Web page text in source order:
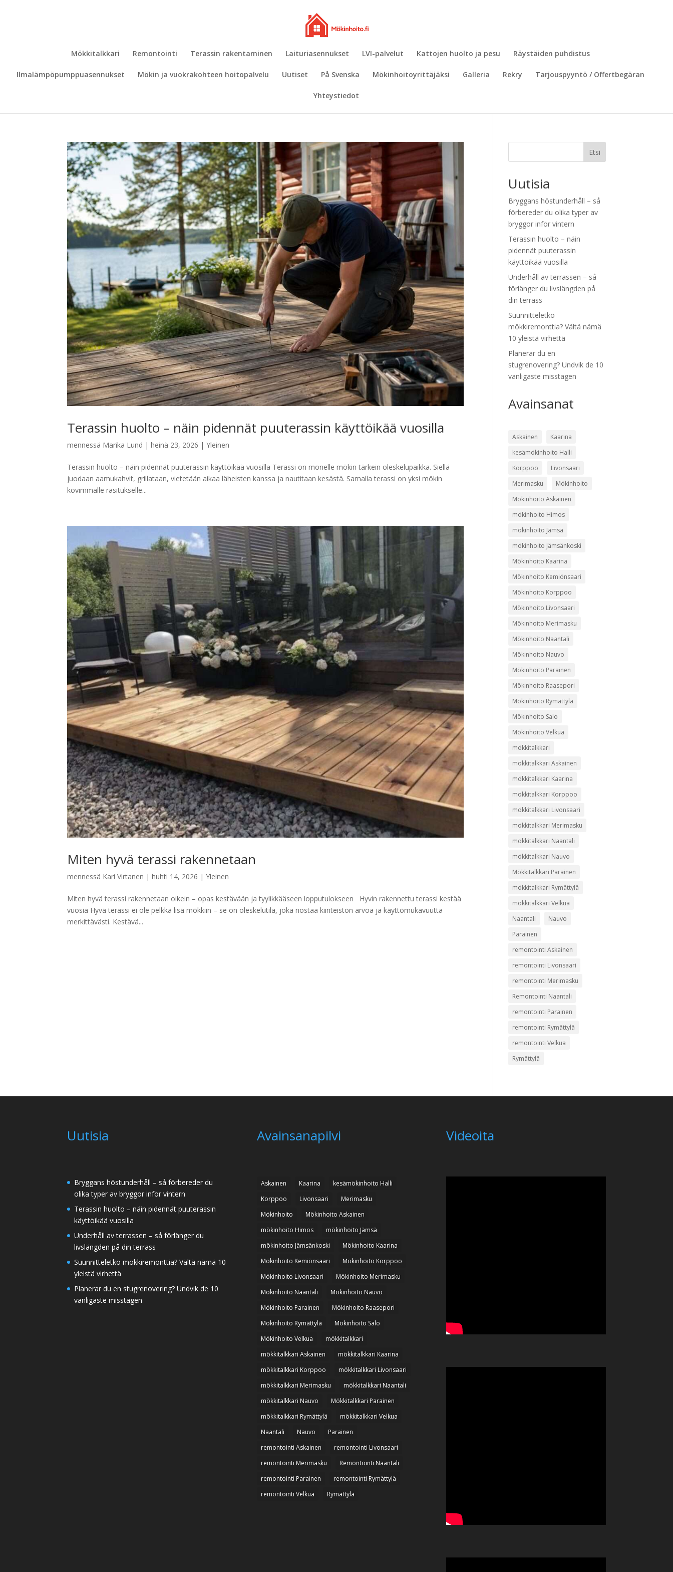
Mökkitalkkari Remontointi Terassin rakentaminen Laituriasennukset LVI-palvelut Kattojen huolto ja pesu Räystäiden puhdistus
Ilmalämpöpumppuasennukset Mökin ja vuokrakohteen hoitopalvelu Uutiset På Svenska Mökinhoitoyrittäjäksi Galleria Rekry Tarjouspyyntö / Offertbegäran
Yhteystiedot
Terassin huolto – näin pidennät puuterassin käyttöikää vuosilla
mennessä Marika Lund |heinä 23, 2026 |Yleinen
Terassin huolto – näin pidennät puuterassin käyttöikää vuosilla Terassi on monelle mökin tärkein oleskelupaikka. Siellä
juodaan aamukahvit, grillataan, vietetään aikaa läheisten kanssa ja nautitaan kesästä. Samalla terassi on yksi mökin
kovimmalle rasitukselle...
Miten hyvä terassi rakennetaan
mennessä Kari Virtanen |huhti 14, 2026 |Yleinen
Miten hyvä terassi rakennetaan oikein – opas kestävään ja tyylikkääseen lopputulokseen Hyvin rakennettu terassi kestää
vuosia Hyvä terassi ei ole pelkkä lisä mökkiin – se on oleskelutila, joka nostaa kiinteistön arvoa ja käyttömukavuutta
merkittävästi. Kestävä...
Etsi
Uutisia
Bryggans höstunderhåll – så
förbereder du olika typer av
bryggor inför vintern
Terassin huolto – näin
pidennät puuterassin
käyttöikää vuosilla
Underhåll av terrassen – så
förlänger du livslängden på
din terrass
Suunnitteletko
mökkiremonttia? Vältä nämä
10 yleistä virhettä
Planerar du en
stugrenovering? Undvik de 10
vanligaste misstagen
Avainsanat
Askainen
Kaarina
kesämökinhoito Halli
Korppoo
Livonsaari
Merimasku
Mökinhoito
Mökinhoito Askainen
mökinhoito Himos
mökinhoito Jämsä
mökinhoito Jämsänkoski
Mökinhoito Kaarina
Mökinhoito Kemiönsaari
Mökinhoito Korppoo
Mökinhoito Livonsaari
Mökinhoito Merimasku
Mökinhoito Naantali
Mökinhoito Nauvo
Mökinhoito Parainen
Mökinhoito Raasepori
Mökinhoito Rymättylä
Mökinhoito Salo
Mökinhoito Velkua
mökkitalkkari
mökkitalkkari Askainen
mökkitalkkari Kaarina
mökkitalkkari Korppoo
mökkitalkkari Livonsaari
mökkitalkkari Merimasku
mökkitalkkari Naantali
mökkitalkkari Nauvo
Mökkitalkkari Parainen
mökkitalkkari Rymättylä
mökkitalkkari Velkua
Naantali
Nauvo
Parainen
remontointi Askainen
remontointi Livonsaari
remontointi Merimasku
Remontointi Naantali
remontointi Parainen
remontointi Rymättylä
remontointi Velkua
Rymättylä
Uutisia
Bryggans höstunderhåll – så förbereder du
olika typer av bryggor inför vintern
Terassin huolto – näin pidennät puuterassin
käyttöikää vuosilla
Underhåll av terrassen – så förlänger du
livslängden på din terrass
Suunnitteletko mökkiremonttia? Vältä nämä 10
yleistä virhettä
Planerar du en stugrenovering? Undvik de 10
vanligaste misstagen
Avainsanapilvi
Askainen Kaarina
kesämökinhoito Halli
Korppoo
Livonsaari
Merimasku
Mökinhoito
Mökinhoito Askainen
mökinhoito Himos
mökinhoito Jämsä
mökinhoito Jämsänkoski
Mökinhoito Kaarina
Mökinhoito Kemiönsaari
Mökinhoito Korppoo
Mökinhoito Livonsaari
Mökinhoito Merimasku
Mökinhoito Naantali
Mökinhoito Nauvo
Mökinhoito Parainen
Mökinhoito Raasepori
Mökinhoito Rymättylä
Mökinhoito Salo
Mökinhoito Velkua
mökkitalkkari
mökkitalkkari Askainen
mökkitalkkari Kaarina
mökkitalkkari Korppoo
mökkitalkkari Livonsaari
mökkitalkkari Merimasku
mökkitalkkari Naantali
mökkitalkkari Nauvo
Mökkitalkkari Parainen
mökkitalkkari Rymättylä
mökkitalkkari Velkua
Naantali
Nauvo
Parainen
remontointi Askainen
remontointi Livonsaari
remontointi Merimasku
Remontointi Naantali
remontointi Parainen
remontointi Rymättylä
remontointi Velkua
Rymättylä
Videoita